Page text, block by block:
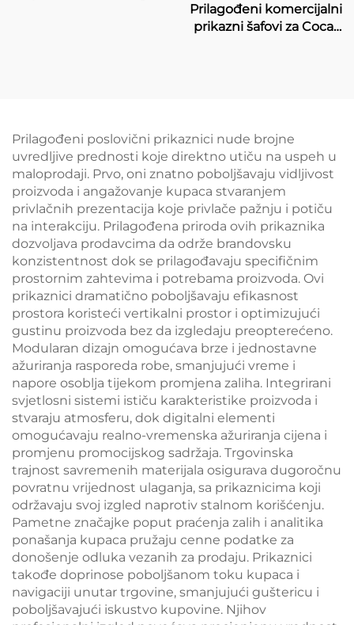
Prilagođeni komercijalni
prikazni šafovi za Coca-
Prilagođeni poslovični prikaznici nude brojne
uvredljive prednosti koje direktno utiču na uspeh u
maloprodaji. Prvo, oni znatno poboljšavaju vidljivost
proizvoda i angažovanje kupaca stvaranjem
privlačnih prezentacija koje privlače pažnju i potiču
na interakciju. Prilagođena priroda ovih prikaznika
dozvoljava prodavcima da održe brandovsku
konzistentnost dok se prilagođavaju specifičnim
prostornim zahtevima i potrebama proizvoda. Ovi
prikaznici dramatično poboljšavaju efikasnost
prostora koristeći vertikalni prostor i optimizujući
gustinu proizvoda bez da izgledaju preopterećeno.
Modularan dizajn omogućava brze i jednostavne
ažuriranja rasporeda robe, smanjujući vreme i
napore osoblja tijekom promjena zaliha. Integrirani
svjetlosni sistemi ističu karakteristike proizvoda i
stvaraju atmosferu, dok digitalni elementi
omogućavaju realno-vremenska ažuriranja cijena i
promjenu promocijskog sadržaja. Trgovinska
trajnost savremenih materijala osigurava dugoročnu
povratnu vrijednost ulaganja, sa prikaznicima koji
održavaju svoj izgled naprotiv stalnom korišćenju.
Pametne značajke poput praćenja zalih i analitika
ponašanja kupaca pružaju cenne podatke za
donošenje odluka vezanih za prodaju. Prikaznici
takođe doprinose poboljšanom toku kupaca i
navigaciji unutar trgovine, smanjujući guštericu i
poboljšavajući iskustvo kupovine. Njihov